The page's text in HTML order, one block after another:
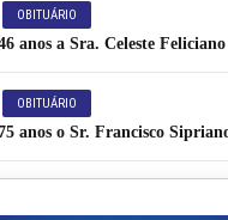
OBITUÁRIO
anos a Sra. Celeste
OBITUÁRIO
anos o Sr. Francisco